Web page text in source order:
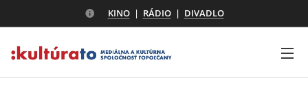
KINO| RÁDIO| DIVADLO